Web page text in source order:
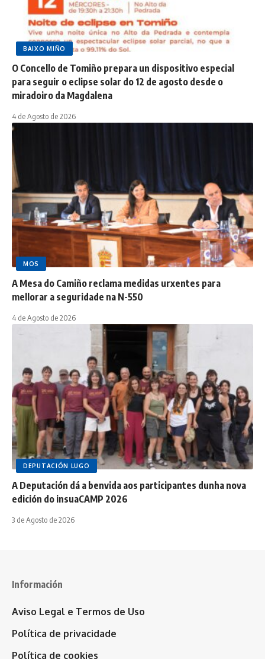
BAIXO MIÑO
O Concello de Tomiño prepara un dispositivo especial
para seguir o eclipse solar do 12 de agosto desde o
miradoiro da Magdalena
4 de Agosto de 2026
MOS
A Mesa do Camiño reclama medidas urxentes para
mellorar a seguridade na N-550
4 de Agosto de 2026
DEPUTACIÓN LUGO
A Deputación dá a benvida aos participantes dunha nova
edición do insuaCAMP 2026
3 de Agosto de 2026
Información
Aviso Legal e Termos de Uso
Política de privacidade
Política de cookies